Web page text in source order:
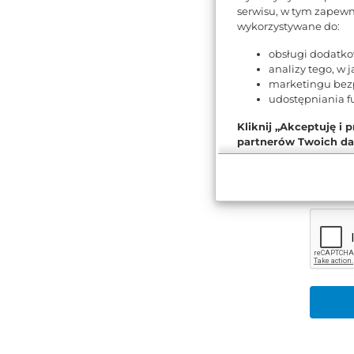
Zgoda
Zgoda
serwisu, w tym
wykorzystywane do:
obsługi
analizy tego, w
marketingu
udostępniania
Kliknij „Akceptuję i
partnerów Twoich
Pamiętaj, że
wycofać zgodę na
chcesz przeprowadzić
Więcej informacji na